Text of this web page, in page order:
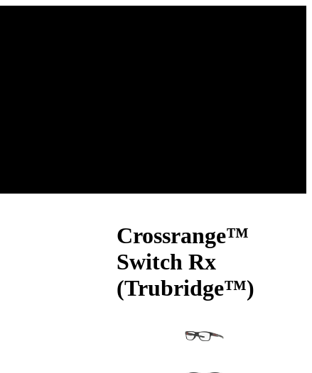
Crossrange™
Switch Rx
(Trubridge™)